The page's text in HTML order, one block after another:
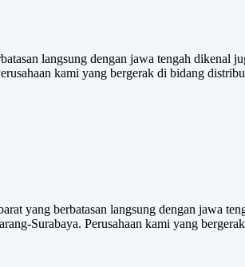
langsung dengan jawa tengah dikenal
kami yang bergerak di bidang
yang berbatasan langsung dengan jawa
Surabaya. Perusahaan kami yang